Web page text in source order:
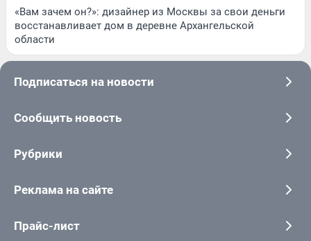
«Вам зачем он?»: дизайнер из Москвы за свои деньги
восстанавливает дом в деревне Архангельской
области
Подписаться на новости
Сообщить новость
Рубрики
Реклама на сайте
Прайс-лист